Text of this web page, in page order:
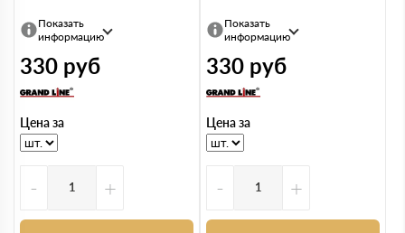
Показать
информацию
330 руб
Цена за
- +
Показать
информацию
330 руб
Цена за
- +